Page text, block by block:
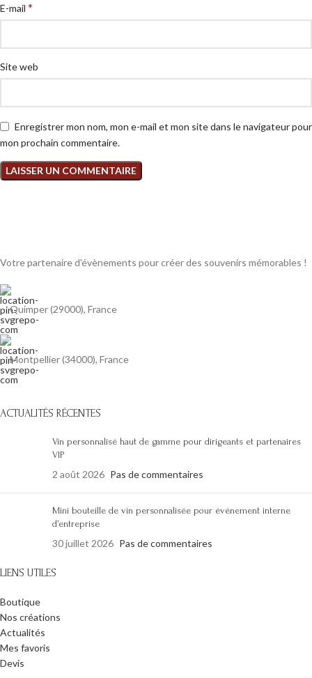
E-mail *
Site web
Enregistrer mon nom, mon e-mail et mon site dans le navigateur pour
mon prochain commentaire.
Votre partenaire d'évènements pour créer des souvenirs mémorables !
Quimper (29000), France
Montpellier (34000), France
ACTUALITÉS RÉCENTES
Vin personnalisé haut de gamme pour dirigeants et partenaires
VIP
2 août 2026 Pas de commentaires
Mini bouteille de vin personnalisée pour événement interne
d’entreprise
30 juillet 2026 Pas de commentaires
LIENS UTILES
Boutique
Nos créations
Actualités
Mes favoris
Devis